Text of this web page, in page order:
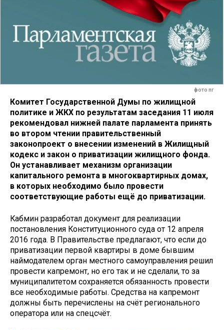
фото пг
Комитет Государственной Думы по жилищной
политике и ЖКХ по результатам заседания 11 июля
рекомендовал нижней палате парламента принять
во втором чтении правительственный
законопроект о внесении изменений в Жилищный
кодекс и закон о приватизации жилищного фонда.
Он устанавливает механизм организации
капитального ремонта в многоквартирных домах,
в которых необходимо было провести
соответствующие работы ещё до приватизации.
Кабмин разработал документ для реализации
постановления Конституционного суда от 12 апреля
2016 года. В Правительстве предлагают, что если до
приватизации первой квартиры в доме бывшим
наймодателем орган местного самоуправления решил
провести капремонт, но его так и не сделали, то за
муниципалитетом сохраняется обязанность провести
все необходимые работы. Средства на капремонт
должны быть перечислены на счёт регионального
оператора или на спецсчёт.